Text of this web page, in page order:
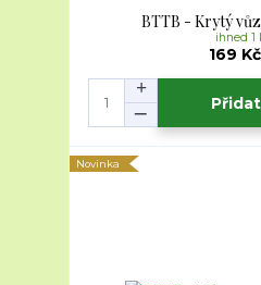
BTTB - Krytý vůz
169 Kč
ihned 1
Novinka